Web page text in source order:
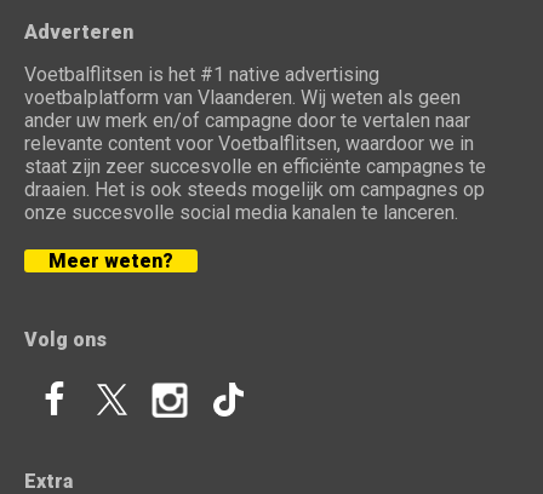
Adverteren
Voetbalflitsen is het #1 native advertising
voetbalplatform van Vlaanderen. Wij weten als geen
ander uw merk en/of campagne door te vertalen naar
relevante content voor Voetbalflitsen, waardoor we in
staat zijn zeer succesvolle en efficiënte campagnes te
draaien. Het is ook steeds mogelijk om campagnes op
onze succesvolle social media kanalen te lanceren.
Meer weten?
Volg ons
Extra